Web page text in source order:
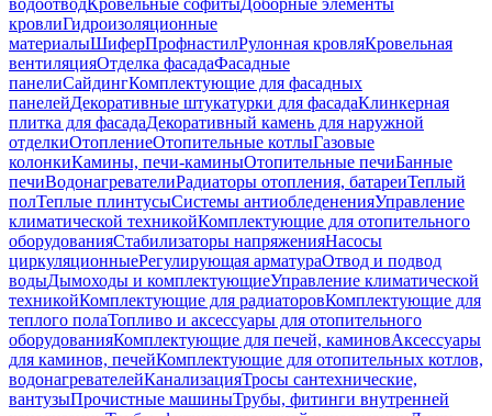
водоотводКровельные софитыДоборные элементы
кровлиГидроизоляционные
материалыШиферПрофнастилРулонная кровляКровельная
вентиляцияОтделка фасадаФасадные
панелиСайдингКомплектующие для фасадных
панелейДекоративные штукатурки для фасадаКлинкерная
плитка для фасадаДекоративный камень для наружной
отделкиОтоплениеОтопительные котлыГазовые
колонкиКамины, печи-каминыОтопительные печиБанные
печиВодонагревателиРадиаторы отопления, батареиТеплый
полТеплые плинтусыСистемы антиобледененияУправление
климатической техникойКомплектующие для отопительного
оборудованияСтабилизаторы напряженияНасосы
циркуляционныеРегулирующая арматураОтвод и подвод
водыДымоходы и комплектующиеУправление климатической
техникойКомплектующие для радиаторовКомплектующие для
теплого полаТопливо и аксессуары для отопительного
оборудованияКомплектующие для печей, каминовАксессуары
для каминов, печейКомплектующие для отопительных котлов,
водонагревателейКанализацияТросы сантехнические,
вантузыПрочистные машиныТрубы, фитинги внутренней